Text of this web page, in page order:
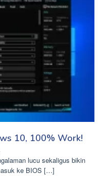
10, 100% Work!
lucu sekaligus bikin
ke BIOS […]